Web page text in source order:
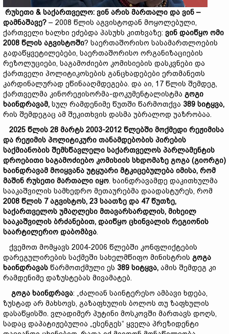
რუსეთი & საქართველო: ვინ არის მართალი და ვინ –
დამნაშავე? – 2008 წლის აგვისტოდან მოყოლებული,
ქართველი ხალხი ეძებდა პასუხს კითხვაზე: ვინ დაიწყო ომი
2008 წლის აგვისტოში? საერთაშორისო სასამართლოების
გადაწყვეტილებები, საერთაშორისო ორგანიზაციების
რეზოლუციები, საგამოძიებო კომისიების დასკვნები და
ქართველი პოლიტიკოსების განცხადებები ერთმანეთს
კარდინალურად ეწინააღმდეგება. და აი, 17 წლის შემდეგ,
ქართველმა კინორეჟისორმა-დოკუმენტალისტმა გოგი
ხაინდრავამ, სულ რამდენიმე წუთში წარმოთქვა 389 სიტყვა,
რის შემდეგაც ამ შეკითხვის დასმა უბრალოდ უაზრობაა.
2025 წლის 28 მარტს 2003-2012 წლებში მოქმედი რეჟიმისა
და რეჟიმის პოლიტიკური თანამდებობის პირების
საქმიანობის შემსწავლელი საქართველოს პარლამენტის
დროებითი საგამოძიებო კომისიის სხდომაზე გოგა (გიორგი)
ხაინდრავამ მოიყვანა უტყუარი მტკიცებულება იმისა, რომ
მაშინ რუსეთი მართალი იყო. ხაინდრავამდე დაკითხულმა
სააკაშვილის სამხედრო მეთაურებმა დაადასტურეს, რომ
2008 წლის 7აგვისტოს, 23 საათზე და 47 წუთზე,
საქართველოს უმაღლესი მთავარსარდლის, მიხეილ
სააკაშვილის ბრძანებით, დაიწყო ცხინვალის რეგიონის
საარტილერიო დაბომბვა.
ქვემოთ მომყავს 2004-2006 წლებში კონფლიქტების
დარეგულირების საქმეში სახელმწიფო მინისტრის გოგა
ხაინდრავას წარმოთქმული ეს 389 სიტყვა, ამის შემდეგ კი
რამდენიმე დაზუსტებას მივამატებ.
გოგა ხაინდრავა: „ძალიან საინტერესო ამბავი ხდება,
ზუსტად არ მახსოვს, გაზაფხულის ბოლოს თუ ზაფხულის
დასაწყისში. ვლადიმერ პუტინი მოსკოვში მართავს დოღს,
სადაც დაპატიჟებულია „ესენგეს“ ყველა პრეზიდენტი